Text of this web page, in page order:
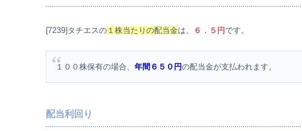
[7239]タチエスの １株当たりの配当金は、 ６．５円 です。
１００株保有の場合、年間６５０円の配当金が支払われます。
配当利回り